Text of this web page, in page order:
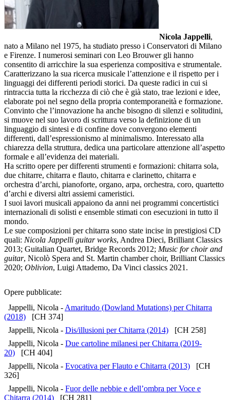
Nicola Jappelli,
nato a Milano nel 1975, ha studiato presso i Conservatori di Milano
e Firenze. I numerosi seminari con Leo Brouwer gli hanno
consentito di arricchire la sua esperienza compositiva e strumentale.
Caratterizzano la sua ricerca musicale l’attenzione e il rispetto per i
linguaggi dei differenti periodi storici. Da queste radici in cui si
rintraccia tutta la ricchezza di ciò che è già stato, trae lezioni e idee,
elaborate poi nel segno della propria contemporaneità e formazione.
Convinto che l’innovazione ha anche bisogno di silenzi e solitudini,
si muove nel suo lavoro di scrittura verso la definizione di un
linguaggio di sintesi e di confine dove convergono elementi
differenti, dall’espressionismo al minimalismo. Interessato alla
chiarezza della struttura, dedica una particolare attenzione all’aspetto
formale e all’evidenza dei materiali.
Ha scritto opere per differenti strumenti e formazioni: chitarra sola,
due chitarre, chitarra e flauto, chitarra e clarinetto, chitarra e
orchestra d’archi, pianoforte, organo, arpa, orchestra, coro, quartetto
d’archi e diversi altri assiemi cameristici.
I suoi lavori musicali appaiono da anni nei programmi concertistici
internazionali di solisti e ensemble stimati con esecuzioni in tutto il
mondo.
Le sue composizioni per chitarra sono state incise in prestigiosi CD
quali: Nicola Jappelli guitar works, Andrea Dieci, Brilliant Classics
2013; Guitalian Quartet, Bridge Records 2012; Music for choir and
guitar, Nicolò Spera and St. Martin chamber choir, Brilliant Classics
2020; Oblivion, Luigi Attademo, Da Vinci classics 2021.
Opere pubblicate:
Jappelli, Nicola -Amaritudo (Dowland Mutations) per Chitarra
(2018) [CH 374]
Jappelli, Nicola - Dis/illusioni per Chitarra (2014) [CH 258]
Jappelli, Nicola - Due cartoline milanesi per Chitarra (2019-
20) [CH 404]
Jappelli, Nicola - Evocativa per Flauto e Chitarra (2013) [CH
326]
Jappelli, Nicola - Fuor delle nebbie e dell’ombra per Voce e
Chitarra (2014) [CH 281]